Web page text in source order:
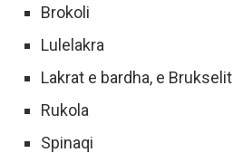
Brokoli
Lulelakra
Lakrat e bardha, e Brukselit
Rukola
Spinaqi